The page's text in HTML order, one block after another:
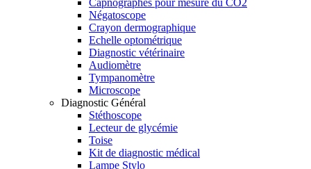
Capnographes pour mesure du CO2
Négatoscope
Crayon dermographique
Echelle optométrique
Diagnostic vétérinaire
Audiomètre
Tympanomètre
Microscope
Diagnostic Général
Stéthoscope
Lecteur de glycémie
Toise
Kit de diagnostic médical
Lampe Stylo